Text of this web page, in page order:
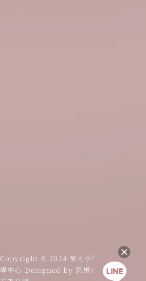
Copyright © 2024 萊可小姐全方位美
學中心 Designed by 思想家網路行銷